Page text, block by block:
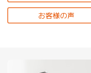
お客様の声